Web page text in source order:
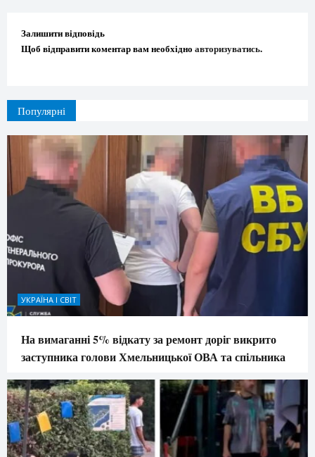
Залишити відповідь
Щоб відправити коментар вам необхідно авторизуватись.
Популярні
УКРАЇНА І СВІТ
На вимаганні 5% відкату за ремонт доріг викрито
заступника голови Хмельницької ОВА та спільника